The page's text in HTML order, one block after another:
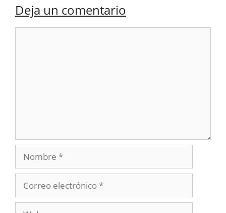
Deja un comentario
Nombre
electrónico